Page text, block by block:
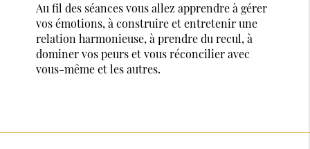
Au fil des séances vous allez apprendre à gérer
vos émotions, à construire et entretenir une
relation harmonieuse, à prendre du recul, à
dominer vos peurs et vous réconcilier avec
vous-même et les autres.